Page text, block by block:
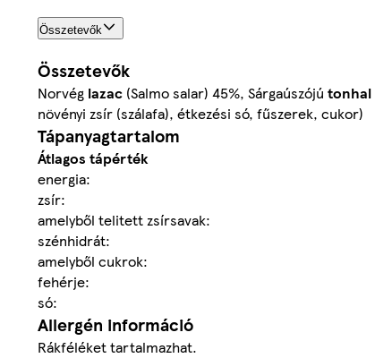
Összetevők
Összetevők
Norvég lazac (Salmo salar) 45%, Sárgaúszójú tonhal
növényi zsír (szálafa), étkezési só, fűszerek, cukor)
Tápanyagtartalom
Átlagos tápérték
energia:
zsír:
amelyből telitett zsírsavak:
szénhidrát:
amelyből cukrok:
fehérje:
só:
Allergén információ
Rákféléket tartalmazhat.